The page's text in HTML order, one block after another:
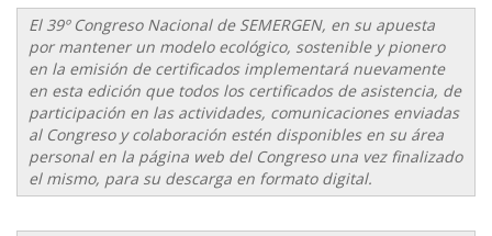
El 39º Congreso Nacional de SEMERGEN, en su apuesta
por mantener un modelo ecológico, sostenible y pionero
en la emisión de certificados implementará nuevamente
en esta edición que todos los certificados de asistencia, de
participación en las actividades, comunicaciones enviadas
al Congreso y colaboración estén disponibles en su área
personal en la página web del Congreso una vez finalizado
el mismo, para su descarga en formato digital.